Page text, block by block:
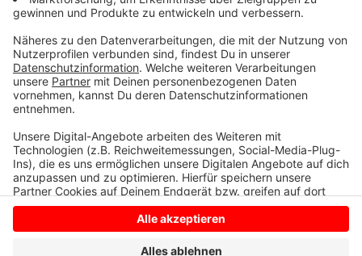
weitere Stationen auszuweiten.
Anzeige
Anzeige